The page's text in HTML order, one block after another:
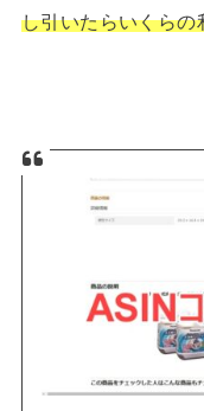
し引いたらいくらの